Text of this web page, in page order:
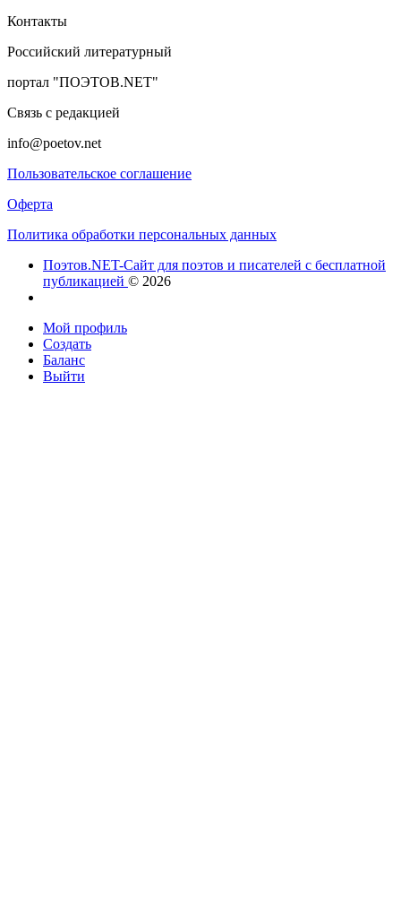
Контакты
Российский литературный
портал "ПОЭТОВ.NET"
Связь с редакцией
info@poetov.net
Пользовательское соглашение
Оферта
Политика обработки персональных данных
Поэтов.NET-Сайт для поэтов и писателей с бесплатной
публикацией © 2026
Мой профиль
Создать
Баланс
Выйти